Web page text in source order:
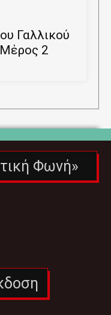
Γαλλικού
2
Φωνή»